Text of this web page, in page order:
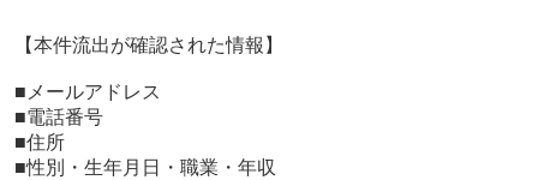
【本件流出が確認された情報】
■メールアドレス
■電話番号
■住所
■性別・生年月日・職業・年収